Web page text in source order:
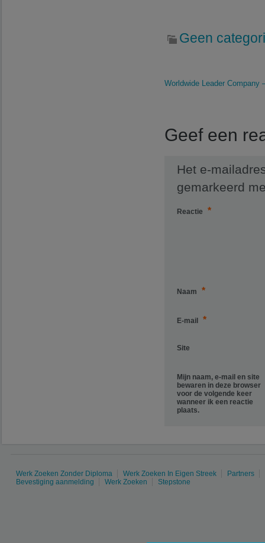
Geen
Worldwide Leader Company
Geef een
Het e-
gemarkeerd
Reactie *
Naam *
E-mail *
Site
Mijn naam, e-mail en site
bewaren in deze browser
voor de volgende keer
wanneer ik een reactie
plaats.
Werk Zoeken Zonder Diploma Werk Zoeken In Eigen Streek
Partners
Bevestiging aanmelding
Werk Zoeken Stepstone